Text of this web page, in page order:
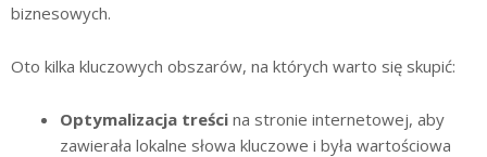
biznesowych.
Oto kilka kluczowych obszarów, na których warto się skupić:
Optymalizacja treści na stronie internetowej, aby
zawierała lokalne słowa kluczowe i była wartościowa